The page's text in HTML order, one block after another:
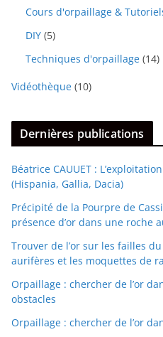
Cours d'orpaillage &
DIY (5)
Techniques d'orpaillage (14)
Vidéothèque (10)
Dernières publications
Béatrice CAUUET :
(Hispania, Gallia, Dacia)
Précipité de la Pourpre de
présence d’or dans une roche
Trouver de l’or sur les failles
aurifères et les moquettes de
Orpaillage : chercher de l’or
obstacles
Orpaillage : chercher de l’or